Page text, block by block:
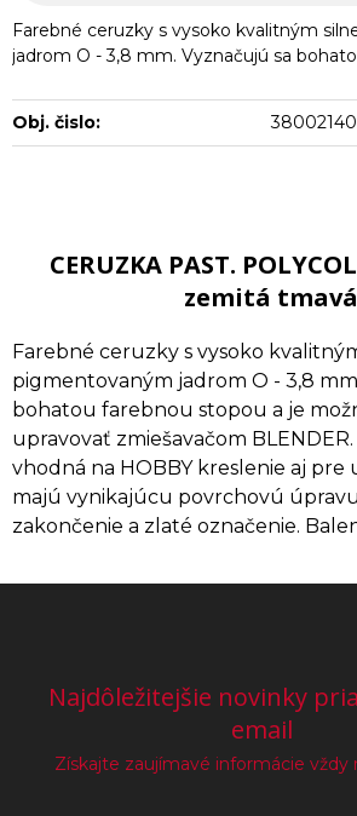
Farebné ceruzky s vysoko kvalitným
jadrom O - 3,8 mm. Vyznačujú sa
Obj. čislo:
CERUZKA PAST.
zemitá tmavá
Farebné ceruzky s vysoko
pigmentovaným jadrom O - 3,8
bohatou farebnou stopou a je
upravovať zmiešavačom
vhodná na HOBBY kreslenie aj pre
majú vynikajúcu povrchovú
zakončenie a zlaté označenie.
Najdôležitejšie novinky
email
Získajte zaujímavé informácie vždy